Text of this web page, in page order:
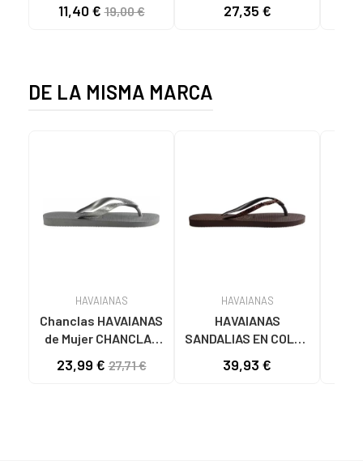
ALBARICOQUE
11,40 €19,00 €
PARA MUJER NEGRO
27,35 €
DE LA MISMA MARCA
HAVAIANAS
Chanclas HAVAIANAS
de Mujer CHANCLAS
GREY VARIOS
23,99 €27,71 €
HAVAIANAS
HAVAIANAS
SANDALIAS EN COLOR
39,93 €